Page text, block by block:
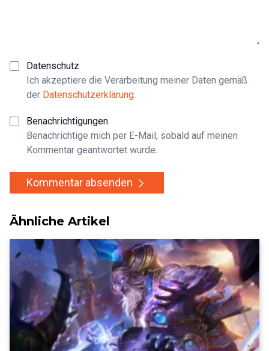
Datenschutz
Ich akzeptiere die Verarbeitung meiner Daten gemäß
der Datenschutzerklärung.
Benachrichtigungen
Benachrichtige mich per E-Mail, sobald auf meinen
Kommentar geantwortet wurde.
Kommentar absenden
Ähnliche Artikel